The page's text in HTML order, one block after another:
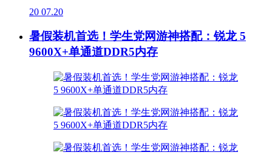
20 07.20
暑假装机首选！学生党网游神搭配：锐龙 5
9600X+单通道DDR5内存